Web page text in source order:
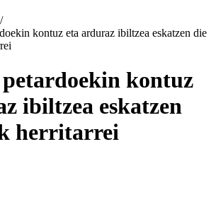
/
kontuz eta arduraz ibiltzea eskatzen die
kontuz
ibiltzea eskatzen
herritarrei